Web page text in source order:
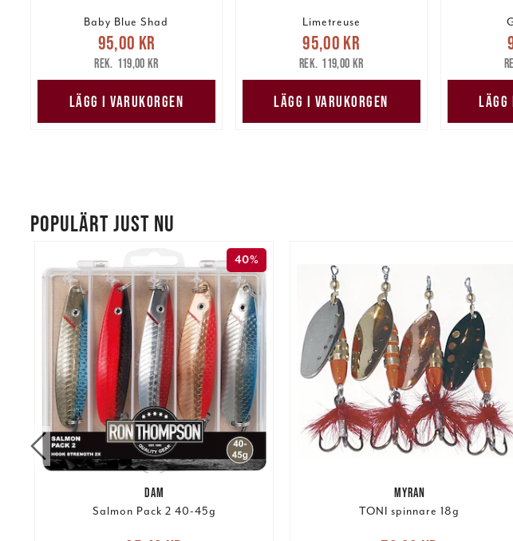
Baby Blue Shad
Nuvarande pris
95,00 krTidigare pris
119,00 kr
95,00 kr
119,00 kr
LÄGG I VARUKORGEN
Limetreuse
Nuvarande pris
95,00 krTidigare pris
119,00 kr
95,00 kr
119,00 kr
LÄGG I VARUKORGEN
95,00
LÄGG
POPULÄRT JUST NU
40%
DAM
Salmon Pack 2 40-45g
MYRAN
TONI spinnare 18g